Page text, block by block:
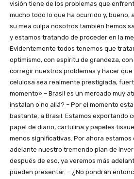
visión tiene de los problemas que
mucho todo lo que ha ocurrido y, bueno,
su mea culpa nosotros también hemos
y estamos tratando de proceder en la
Evidentemente todos tenemos que
optimismo, con espíritu de grandeza,
corregir nuestros problemas y hacer
celulosa sea realmente prestigiada,
momento» – Brasil es un mercado muy
instalan o no allá? – Por el momento
bastante, a Brasil. Estamos exportando
papel de diario, cartulina y papeles
menos significativas. Por ahora
adelante nuestro tremendo plan de
después de eso, ya veremos más
pueden presentar. – ¿No pondrán